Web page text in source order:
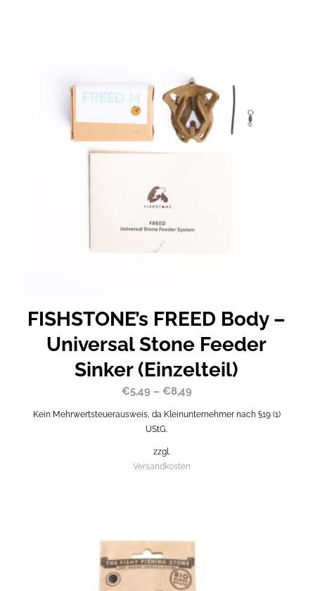
FISHSTONE’s FREED Body –
Universal Stone Feeder
Sinker (Einzelteil)
€5,49– €8,49
Kein Mehrwertsteuerausweis, da Kleinunternehmer nach §19 (1)
UStG.
zzgl.
Versandkosten